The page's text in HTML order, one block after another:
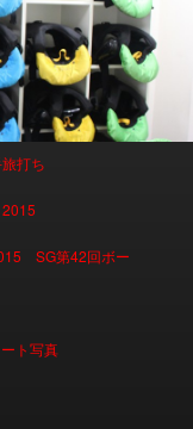
打ち
SG第42回ボー
ト写真